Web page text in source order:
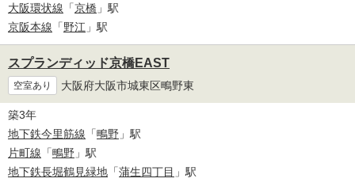
大阪環状線 「京橋 」駅
京阪本線 「野江 」駅
スプランディッド京橋EAST
空室あり 大阪府大阪市城東区鴫野東
築3年
地下鉄今里筋線 「鴫野 」駅
片町線 「鴫野 」駅
地下鉄長堀鶴見緑地 「蒲生四丁目 」駅